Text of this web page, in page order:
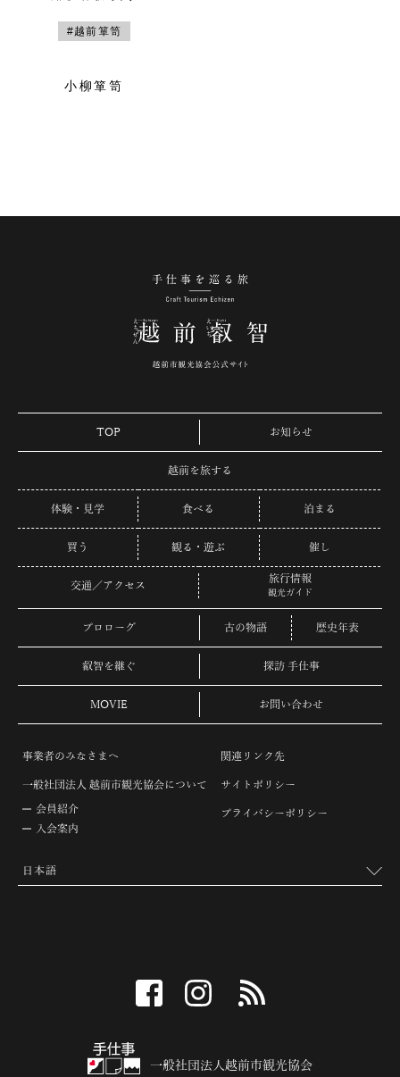
#越前箪笥
小柳箪笥
TOP お知らせ
越前を旅する
体験・見学 食べる 泊まる
買う 観る・遊ぶ 催し
交通／アクセス
旅行情報
観光ガイド
プロローグ 古の物語 歴史年表
叡智を継ぐ 探訪 手仕事
MOVIE お問い合わせ
事業者のみなさまへ
一般社団法人 越前市観光協会について
会員紹介
入会案内
関連リンク先
サイトポリシー
プライバシーポリシー
facebook instagram
一般社団法人越前市観光協会